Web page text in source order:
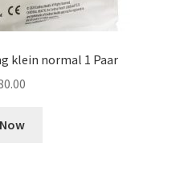
klein normal 1 Paar